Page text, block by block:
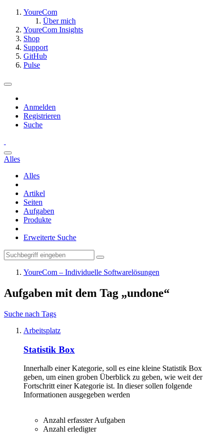
YoureCom
Über mich
YoureCom Insights
Shop
Support
GitHub
Pulse
Anmelden
Registrieren
Suche
Alles
Alles
Artikel
Seiten
Aufgaben
Produkte
Erweiterte Suche
YoureCom – Individuelle Softwarelösungen
Aufgaben mit dem Tag „undone“
Suche nach Tags
Arbeitsplatz
Statistik Box
Innerhalb einer Kategorie, soll es eine kleine Statistik Box
geben, um einen groben Überblick zu geben, wie weit der
Fortschritt einer Kategorie ist. In dieser sollen folgende
Informationen ausgegeben werden
Anzahl erfasster Aufgaben
Anzahl erledigter